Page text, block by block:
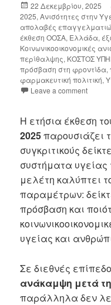
22 Δεκεμβρίου, 2025
2025,Ανισότητες στην
απολαβές
έκθεση ΟΟΣΑ, Ελλάδα,
Κοινωνικοοικονομικές
περίθαλψης, ΚΟΣΤΟΣ
πρόσβαση στη φροντίδα,
φαρμακευτική πολιτική,
Leave a comment
Η ετήσια έκθεση
2025παρουσιάζει
συγκριτικούς
συστήματα
μελέτη καλύπτει
παραμέτρων:
πρόσβαση και
υγείας και
Σε διεθνές
ανάκαμψη μετά
παράλληλα δεν